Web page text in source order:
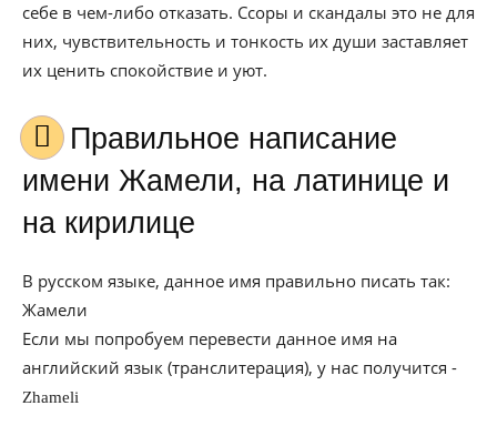
себе в чем-либо отказать. Ссоры и скандалы это не для
них, чувствительность и тонкость их души заставляет
их ценить спокойствие и уют.
Правильное написание
имени Жамели, на латинице и
на кирилице
В русском языке, данное имя правильно писать так:
Жамели
Если мы попробуем перевести данное имя на
английский язык (транслитерация), у нас получится -
Zhameli